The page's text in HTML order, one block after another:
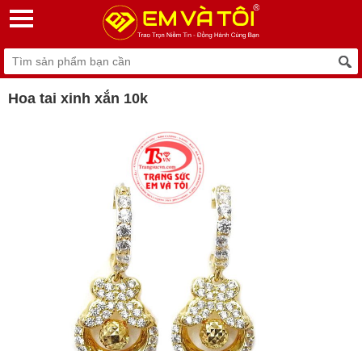
Hoa tai xinh xắn 10k